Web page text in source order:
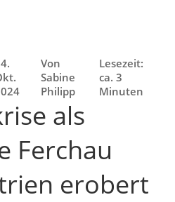
Von
Sabine
Philipp
Lesezeit:
ca. 3
Minuten
als
Ferchau
erobert